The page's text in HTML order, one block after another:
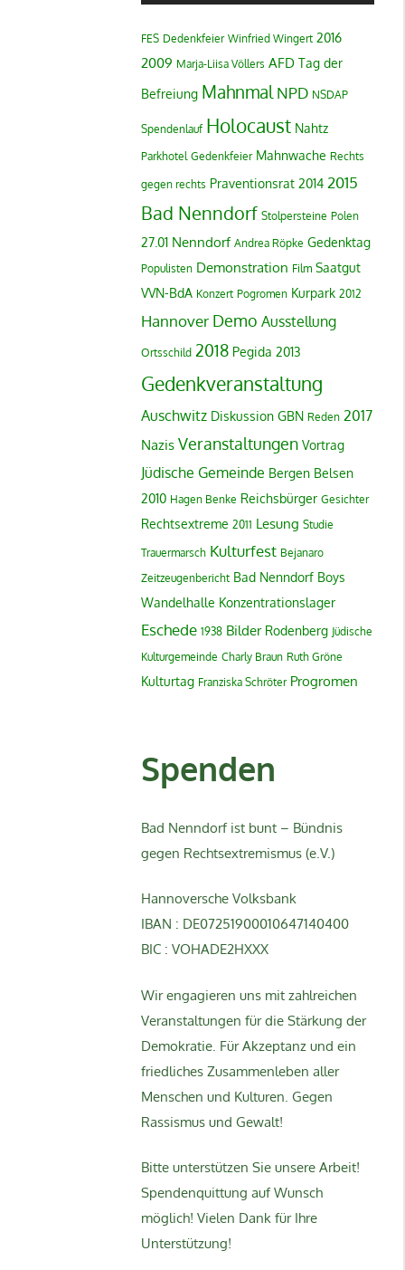
FES Dedenkfeier Winfried Wingert 2016
2009 Marja-Liisa Völlers AFD Tag der
Befreiung Mahnmal NPD NSDAP
Spendenlauf Holocaust Nahtz
Parkhotel Gedenkfeier Mahnwache Rechts
gegen rechts Praventionsrat 2014 2015
Bad Nenndorf Stolpersteine Polen
27.01 Nenndorf Andrea Röpke Gedenktag
Populisten Demonstration Film Saatgut
VVN-BdA Konzert Pogromen Kurpark 2012
Hannover Demo Ausstellung
Ortsschild 2018 Pegida 2013
Gedenkveranstaltung
Auschwitz Diskussion GBN Reden 2017
Nazis Veranstaltungen Vortrag
Jüdische Gemeinde Bergen Belsen
2010 Hagen Benke Reichsbürger Gesichter
Rechtsextreme 2011 Lesung Studie
Trauermarsch Kulturfest Bejanaro
Zeitzeugenbericht Bad Nenndorf Boys
Wandelhalle Konzentrationslager
Eschede 1938 Bilder Rodenberg Jüdische
Kulturgemeinde Charly Braun Ruth Gröne
Kulturtag Franziska Schröter Progromen
Spenden
Bad Nenndorf ist bunt – Bündnis
gegen Rechtsextremismus (e.V.)
Hannoversche Volksbank
IBAN : DE07251900010647140400
BIC : VOHADE2HXXX
Wir engagieren uns mit zahlreichen
Veranstaltungen für die Stärkung der
Demokratie. Für Akzeptanz und ein
friedliches Zusammenleben aller
Menschen und Kulturen. Gegen
Rassismus und Gewalt!
Bitte unterstützen Sie unsere Arbeit!
Spendenquittung auf Wunsch
möglich! Vielen Dank für Ihre
Unterstützung!